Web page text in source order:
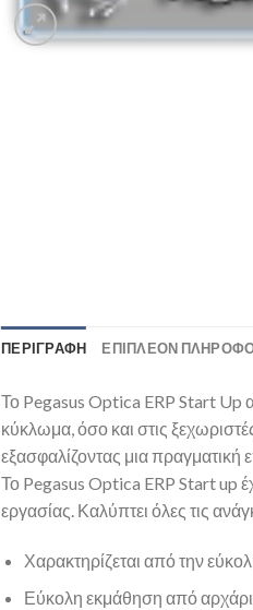
ΠΕΡΙΓΡΑΦΉ ΕΠΙΠΛΈΟΝ
Το Pegasus Optica ERP Start Up
κύκλωμα, όσο και στις
εξασφαλίζοντας μια πραγματική
Το Pegasus Optica ERP Start up
εργασίας. Καλύπτει όλες τις
Χαρακτηρίζεται από την
Εύκολη εκμάθηση από